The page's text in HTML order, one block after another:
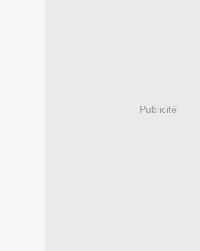
Publicité